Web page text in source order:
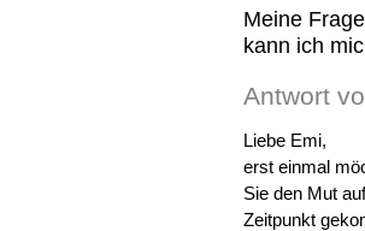
Meine
kann ich
Antwort
Liebe Emi,
erst einmal
Sie den Mut
Zeitpunkt